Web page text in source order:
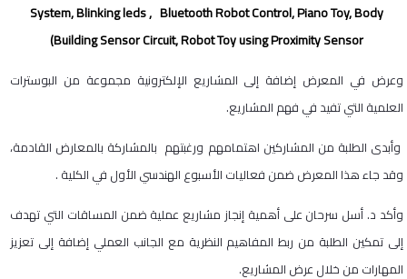
System, Blinking leds , Bluetooth Robot Control, Piano Toy, Body
Building Sensor Circuit, Robot Toy using Proximity Sensor)
وعرض في المعرض إضافة إلى المشاريع الإلكترونية مجموعة من البوسترات
العلمية التي تفيد في فهم المشاريع.
وأبدى الطلبة من المشاركين اهتمامهم ورغبتهم بالمشاركة بالمعارض القادمة،
وقد جاء هذا المعرض ضمن فعاليات الأسبوع الهندسي الأول في الكلية .
وأكد د. أسل سرحان على أهمية إنجاز مشاريع عملية ضمن المساقات التي تهدف
إلى تمكين الطلبة من ربط المفاهيم النظرية مع الجانب العملي إضافة إلى تعزيز
المهارات من خلال عرض المشاريع.